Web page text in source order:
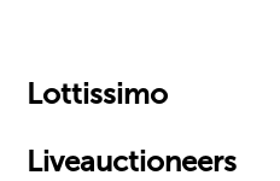
Lottissimo
Liveauctioneers